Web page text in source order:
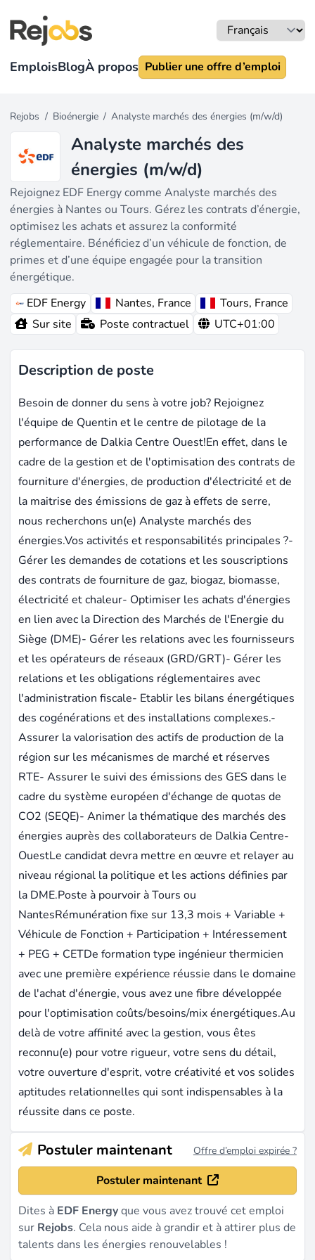
EmploisBlogÀ propos Publier une offre d’emploi
Rejobs / Bioénergie / Analyste marchés des énergies (m/w/d)
Analyste marchés des
énergies (m/w/d)
Rejoignez EDF Energy comme Analyste marchés des
énergies à Nantes ou Tours. Gérez les contrats d’énergie,
optimisez les achats et assurez la conformité
réglementaire. Bénéficiez d’un véhicule de fonction, de
primes et d’une équipe engagée pour la transition
énergétique.
EDF Energy
Nantes, France
Tours, France
Sur site
Poste contractuel UTC+01:00
Description de poste
Besoin de donner du sens à votre job? Rejoignez
l'équipe de Quentin et le centre de pilotage de la
performance de Dalkia Centre Ouest!En effet, dans le
cadre de la gestion et de l'optimisation des contrats de
fourniture d'énergies, de production d'électricité et de
la maitrise des émissions de gaz à effets de serre,
nous recherchons un(e) Analyste marchés des
énergies.Vos activités et responsabilités principales ?-
Gérer les demandes de cotations et les souscriptions
des contrats de fourniture de gaz, biogaz, biomasse,
électricité et chaleur- Optimiser les achats d'énergies
en lien avec la Direction des Marchés de l'Energie du
Siège (DME)- Gérer les relations avec les fournisseurs
et les opérateurs de réseaux (GRD/GRT)- Gérer les
relations et les obligations réglementaires avec
l'administration fiscale- Etablir les bilans énergétiques
des cogénérations et des installations complexes.-
Assurer la valorisation des actifs de production de la
région sur les mécanismes de marché et réserves
RTE- Assurer le suivi des émissions des GES dans le
cadre du système européen d'échange de quotas de
CO2 (SEQE)- Animer la thématique des marchés des
énergies auprès des collaborateurs de Dalkia Centre-
OuestLe candidat devra mettre en œuvre et relayer au
niveau régional la politique et les actions définies par
la DME.Poste à pourvoir à Tours ou
NantesRémunération fixe sur 13,3 mois + Variable +
Véhicule de Fonction + Participation + Intéressement
+ PEG + CETDe formation type ingénieur thermicien
avec une première expérience réussie dans le domaine
de l'achat d'énergie, vous avez une fibre développée
pour l'optimisation coûts/besoins/mix énergétiques.Au
delà de votre affinité avec la gestion, vous êtes
reconnu(e) pour votre rigueur, votre sens du détail,
votre ouverture d'esprit, votre créativité et vos solides
aptitudes relationnelles qui sont indispensables à la
réussite dans ce poste.
Postuler maintenant Offre d’emploi expirée ?
Postuler maintenant
Dites à EDF Energyque vous avez trouvé cet emploi
sur Rejobs. Cela nous aide à grandir et à attirer plus de
talents dans les énergies renouvelables !